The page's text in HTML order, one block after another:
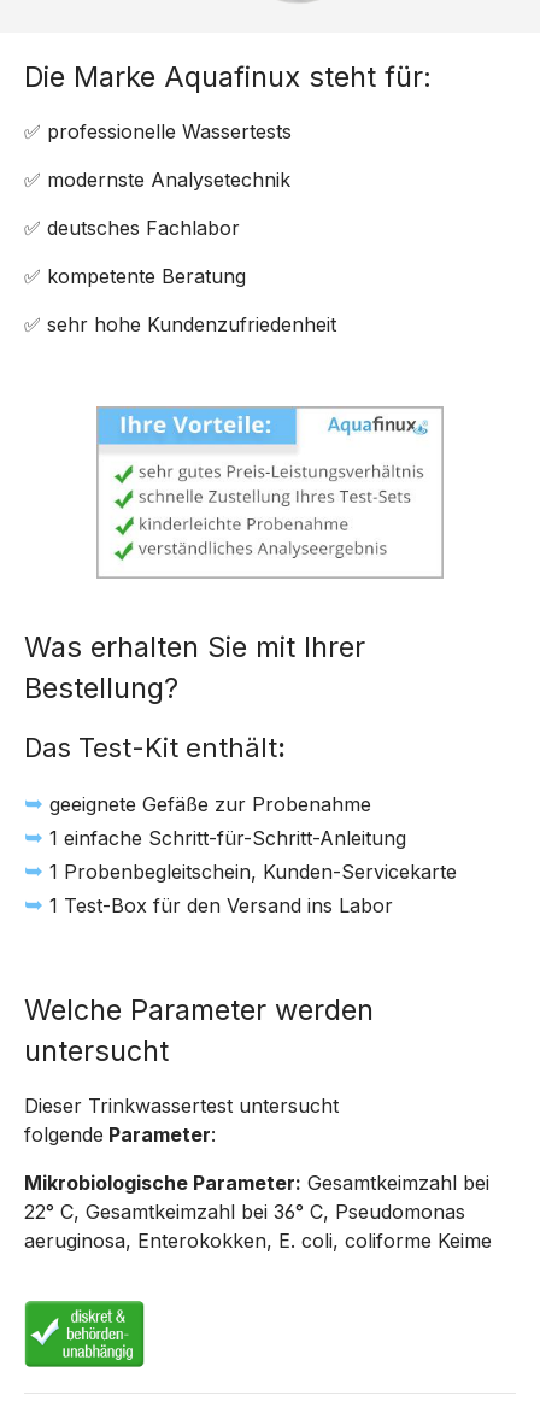
Die Marke Aquafinux steht für:
✅ professionelle Wassertests
✅ modernste Analysetechnik
✅ deutsches Fachlabor
✅ kompetente Beratung
✅ sehr hohe Kundenzufriedenheit
Was erhalten Sie mit Ihrer
Bestellung?
Das Test-Kit enthält:
➥ geeignete Gefäße zur Probenahme
➥ 1 einfache Schritt-für-Schritt-Anleitung
➥ 1 Probenbegleitschein, Kunden-Servicekarte
➥ 1 Test-Box für den Versand ins Labor
Welche Parameter werden
untersucht
Dieser Trinkwassertest untersucht
folgende Parameter:
Mikrobiologische Parameter: Gesamtkeimzahl bei
22° C, Gesamtkeimzahl bei 36° C, Pseudomonas
aeruginosa, Enterokokken, E. coli, coliforme Keime